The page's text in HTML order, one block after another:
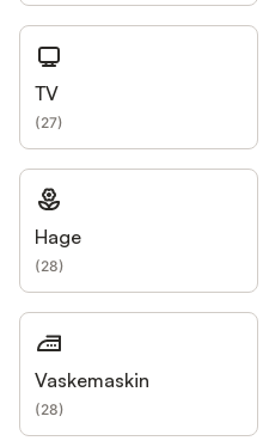
TV
(27)
Hage
(28)
Vaskemaskin
(28)